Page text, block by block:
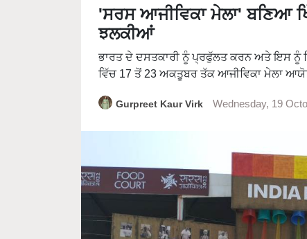
'ਸਰਸ ਆਜੀਵਿਕਾ ਮੇਲਾ' ਬਣਿਆ
ਝਲਕੀਆਂ
ਭਾਰਤ ਦੇ ਦਸਤਕਾਰੀ ਨੂੰ ਪ੍ਰਫੁੱਲਤ ਕਰਨ ਅਤੇ ਇਸ ਨੂੰ
ਵਿੱਚ 17 ਤੋਂ 23 ਅਕਤੂਬਰ ਤੱਕ ਆਜੀਵਿਕਾ ਮੇਲਾ
Gurpreet Kaur Virk Wednesday, 19